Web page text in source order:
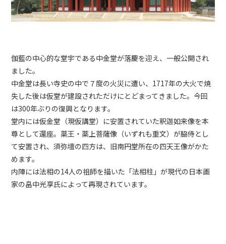
伽藍の中心的な堂宇である中金堂が落慶を迎え、一般公開され
ました。
中金堂は長い寺史の中で７度の火災に遭い、1717年の大火で焼
失した後は仮堂が建設されただけにとどまってきました。今回
は300年ぶりの復興となります。
堂内には仮金堂（現仮講堂）に安置されていた釈迦如来像を本
尊として還座。薬王・薬上菩薩像（いずれも重文）が脇侍とし
て安置され、須弥壇の四方は、旧南円堂所在の四天王像がかた
めます。
内陣には法相の14人の祖師を描いた「法相柱」が現代の日本画
家の畠中光享氏によって再現されています。